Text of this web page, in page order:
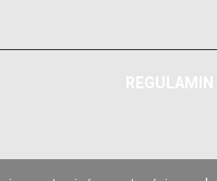
REGULAMIN